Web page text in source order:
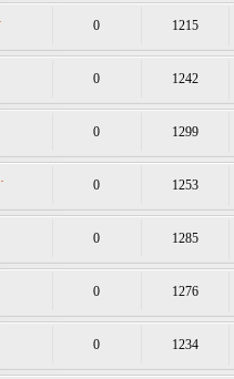
0 1215
0 1242
0 1299
0 1253
0 1285
0 1276
0 1234